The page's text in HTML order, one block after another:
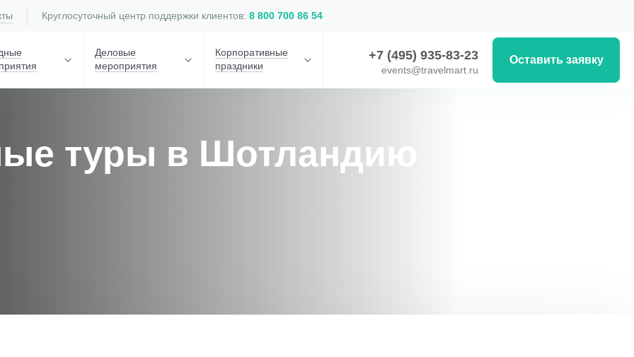
Круглосуточный центр поддержки клиентов: 8 800 700 86 54
Деловые
мероприятия
Корпоративные
праздники
+7 (495) 935-83-23
events@travelmart.ru
Оставить заявку
туры в Шотландию